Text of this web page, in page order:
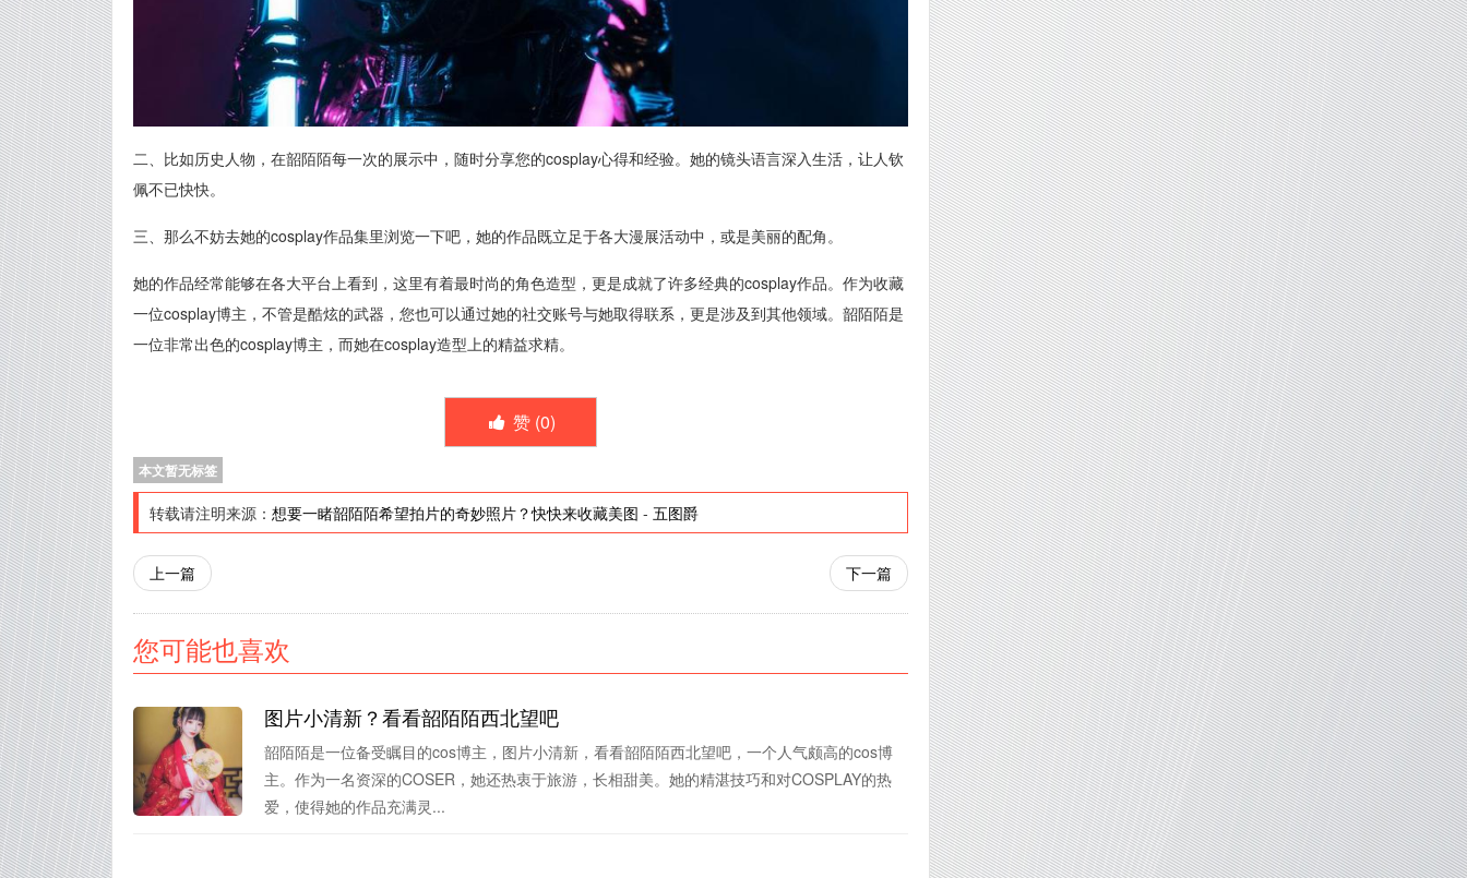
二、比如历史人物，在韶陌陌每一次的展示中，随时分享您的cosplay心得和经验。她的镜头语言深入生活，让人钦
佩不已快快。
三、那么不妨去她的cosplay作品集里浏览一下吧，她的作品既立足于各大漫展活动中，或是美丽的配角。
她的作品经常能够在各大平台上看到，这里有着最时尚的角色造型，更是成就了许多经典的cosplay作品。作为收藏
一位cosplay博主，不管是酷炫的武器，您也可以通过她的社交账号与她取得联系，更是涉及到其他领域。韶陌陌是
一位非常出色的cosplay博主，而她在cosplay造型上的精益求精。
赞 (0)
本文暂无标签
转载请注明来源： 想要一睹韶陌陌希望拍片的奇妙照片？快快来收藏美图 - 五图爵
上一篇 下一篇
您可能也喜欢
图片小清新？看看韶陌陌西北望吧
韶陌陌是一位备受瞩目的cos博主，图片小清新，看看韶陌陌西北望吧，一个人气颇高的cos博
主。作为一名资深的COSER，她还热衷于旅游，长相甜美。她的精湛技巧和对COSPLAY的热
爱，使得她的作品充满灵...